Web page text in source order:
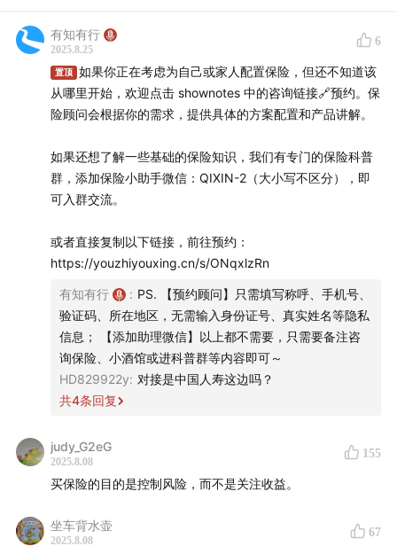
🛟 买保险趁现在？听完再决定要不要「上车」
目，我们关注投资，更关注怎样更好的生活，我是雨白。
，一直是我想聊的话题。熟悉有知有行的朋友会知
道，我们一直提倡「四笔钱」的概念：一个人完备的财务
体系应该配好四笔钱——活钱备用金、长期投资的钱、中
短期的稳健理财、以及保险保障。
这一次的节目录制契机源自于，前段时间，那些我已经毫
我说，「保险的预定利率又要下调了」「最后的机会，再
不买就没了！」「马上就要涨价啦」。朋友圈里一时间也
赶紧上车？
有知有行
2025.8.25
6
置顶
如果你正在考虑为自己或家人配置保险，但还不知道该
从哪里开始，欢迎点击 shownotes 中的咨询链接🔗预约。保
险顾问会根据你的需求，提供具体的方案配置和产品讲解。
如果还想了解一些基础的保险知识，我们有专门的保险科普
群，添加保险小助手微信：QIXIN-2（大小写不区分），即
可入群交流。
或者直接复制以下链接，前往预约：
https://youzhiyouxing.cn/s/ONqxlzRn
有知有行 : PS. 【预约顾问】只需填写称呼、手机号、
验证码、所在地区，无需输入身份证号、真实姓名等隐私
信息； 【添加助理微信】以上都不需要，只需要备注咨
询保险、小酒馆或进科普群等内容即可～
HD829922y: 对接是中国人寿这边吗？
共4条回复
judy_G2eG
2025.8.08
155
买保险的目的是控制风险，而不是关注收益。
坐车背水壶
2025.8.08
67